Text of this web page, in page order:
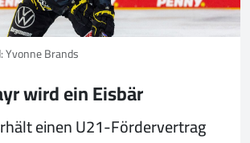
Yvonne Brands
wird ein Eisbär
einen U21-Fördervertrag